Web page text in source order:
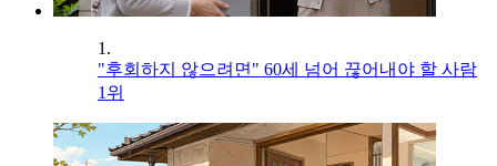
1.
"후회하지 않으려면" 60세 넘어 끊어내야 할 사람
1위